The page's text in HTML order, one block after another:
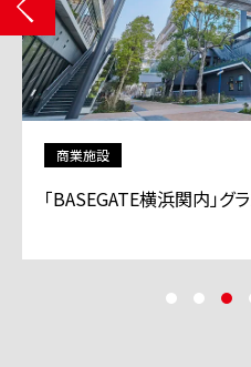
商業施設
「BASEGATE横浜関内」グ